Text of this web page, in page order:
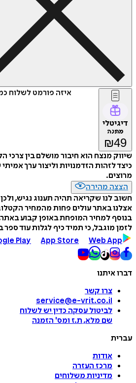
איזה פורמט לשלוח
דיגיטלי
מתנה
₪49
שיווק מנצח הוא חיבור מושלם בין צרכי
כיצד לזהות הזדמנויות וליצור ערך
מרוצים.
הצצה מהירה
חשוב לנו שקריאה תהיה תענוג נגיש,
אצלנו באתר עולים פחות מהמחיר
בנוסף למחיר המופחת באופן קבוע
לזמן מוגבל, כי תמיד כיף לגלות עוד
Play
App Store Web App
דברו איתנו
צרו קשר
service@e-vrit.co.il
לביטול עסקה כדין יש לשלוח
שם מלא, ת.ז ומס' הזמנה
עברית
אודות
מרכז העזרה
מדיניות משלוחים